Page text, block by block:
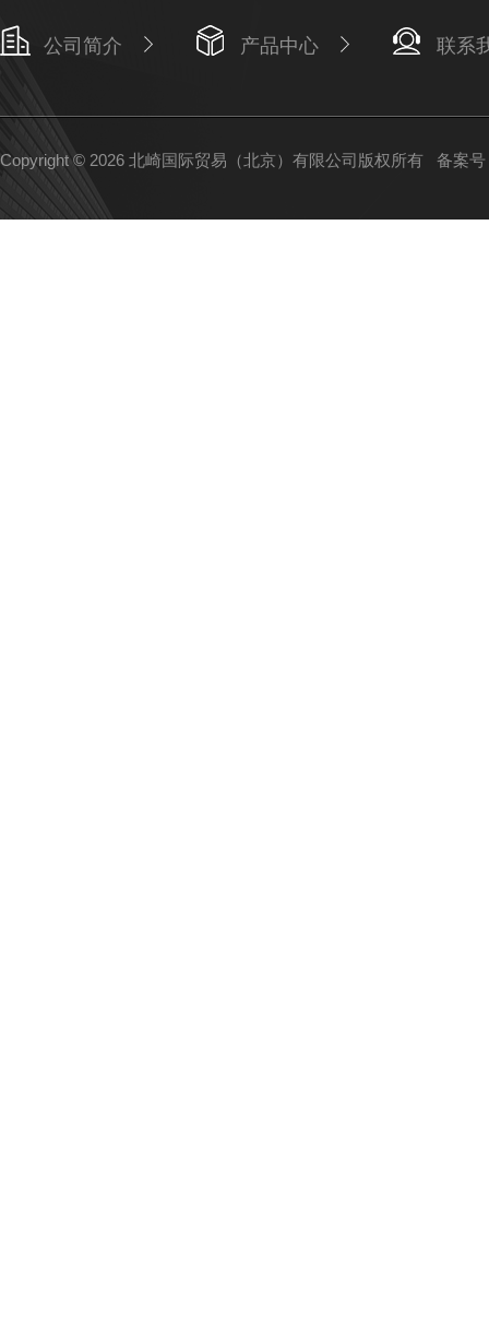
公司简介 产品中心 联系
Copyright © 2026 北崎国际贸易（北京）有限公司版权所有 备案号